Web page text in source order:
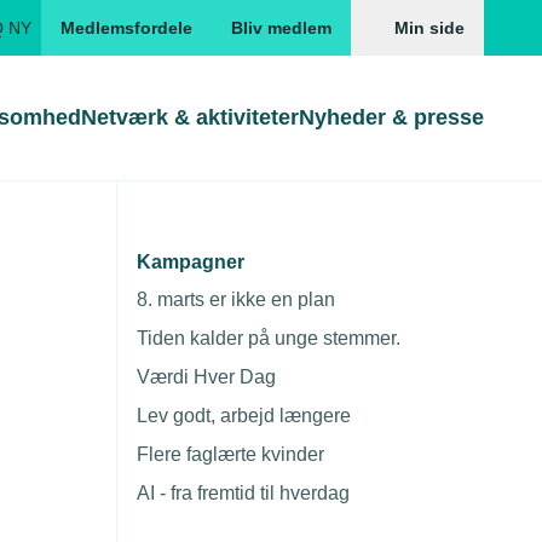
NY Medlemsfordele Bliv medlem Min side
Gå direkte til
Skabeloner og kontrakter
Beregn opsigelsesvarsel
Gå direkte til
Skabeloner
TEKNIQ app
Netværk & aktiviteterNyheder & presse
Kampagner
8. marts er ikke en plan
Tiden kalder på unge stemmer.
Værdi Hver Dag
Lev godt, arbejd længere
Flere faglærte kvinder
AI - fra fremtid til hverdag
at